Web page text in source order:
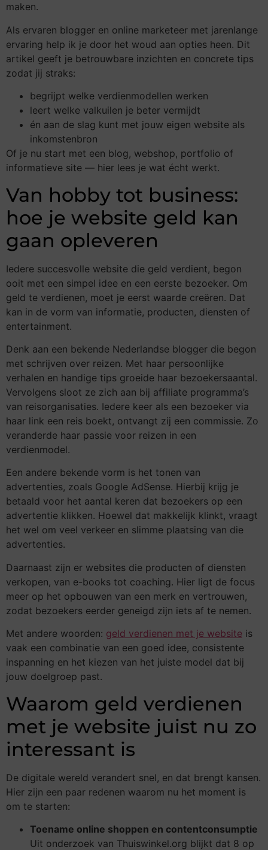
maken.
Als ervaren blogger en online marketeer met jarenlange
ervaring help ik je door het woud aan opties heen. Dit
artikel geeft je betrouwbare inzichten en concrete tips
zodat jij straks:
begrijpt welke verdienmodellen werken
leert welke valkuilen je beter vermijdt
én aan de slag kunt met jouw eigen website als
inkomstenbron
Of je nu start met een blog, webshop, portfolio of
informatieve site — hier lees je wat écht werkt.
Van hobby tot business:
hoe je website geld kan
gaan opleveren
Iedere succesvolle website die geld verdient, begon
ooit met een simpel idee en een eerste bezoeker. Om
geld te verdienen, moet je eerst waarde creëren. Dat
kan in de vorm van informatie, producten, diensten of
entertainment.
Denk aan een bekende Nederlandse blogger die begon
met schrijven over reizen. Met haar persoonlijke
verhalen en handige tips groeide haar bezoekersaantal.
Vervolgens sloot ze zich aan bij affiliate programma’s
van reisorganisaties. Iedere keer als een bezoeker via
haar link een reis boekt, ontvangt zij een commissie. Zo
veranderde haar passie voor reizen in een
verdienmodel.
Een andere bekende vorm is het tonen van
advertenties, zoals Google AdSense. Hierbij krijg je
betaald voor het aantal keren dat bezoekers op een
advertentie klikken. Hoewel dat makkelijk klinkt, vraagt
het wel om veel verkeer en slimme plaatsing van die
advertenties.
Daarnaast zijn er websites die producten of diensten
verkopen, van e-books tot coaching. Hier ligt de focus
meer op het opbouwen van een merk en vertrouwen,
zodat bezoekers eerder geneigd zijn iets af te nemen.
Met andere woorden: geld verdienen met je website is
vaak een combinatie van een goed idee, consistente
inspanning en het kiezen van het juiste model dat bij
jouw doelgroep past.
Waarom geld verdienen
met je website juist nu zo
interessant is
De digitale wereld verandert snel, en dat brengt kansen.
Hier zijn een paar redenen waarom nu het moment is
om te starten:
Toename online shoppen en contentconsumptie
Uit onderzoek van Thuiswinkel.org blijkt dat 8 op